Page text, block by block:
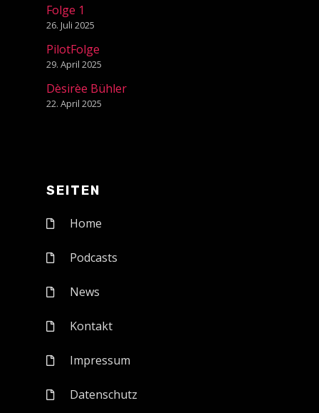
Folge 1
26. Juli 2025
PilotFolge
29. April 2025
Dèsirèe Bühler
22. April 2025
SEITEN
Home
Podcasts
News
Kontakt
Impressum
Datenschutz